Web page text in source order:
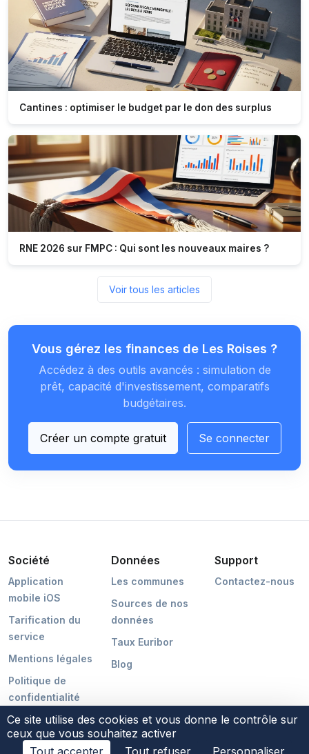
Cantines : optimiser le budget par le don des surplus
RNE 2026 sur FMPC : Qui sont les nouveaux maires ?
Voir tous les articles
Vous gérez les finances de Les Roises ?
Accédez à des outils avancés : simulation de
prêt, capacité d'investissement, comparatifs
budgétaires.
Créer un compte gratuit Se connecter
Société
Application
mobile iOS
Tarification du
service
Mentions légales
Politique de
confidentialité
Données
Les communes
Sources de nos
données
Taux Euribor
Blog
Support
Contactez-nous
Ce site utilise des cookies et vous donne le contrôle sur
ceux que vous souhaitez activer
Tout accepter
Tout refuser Personnaliser